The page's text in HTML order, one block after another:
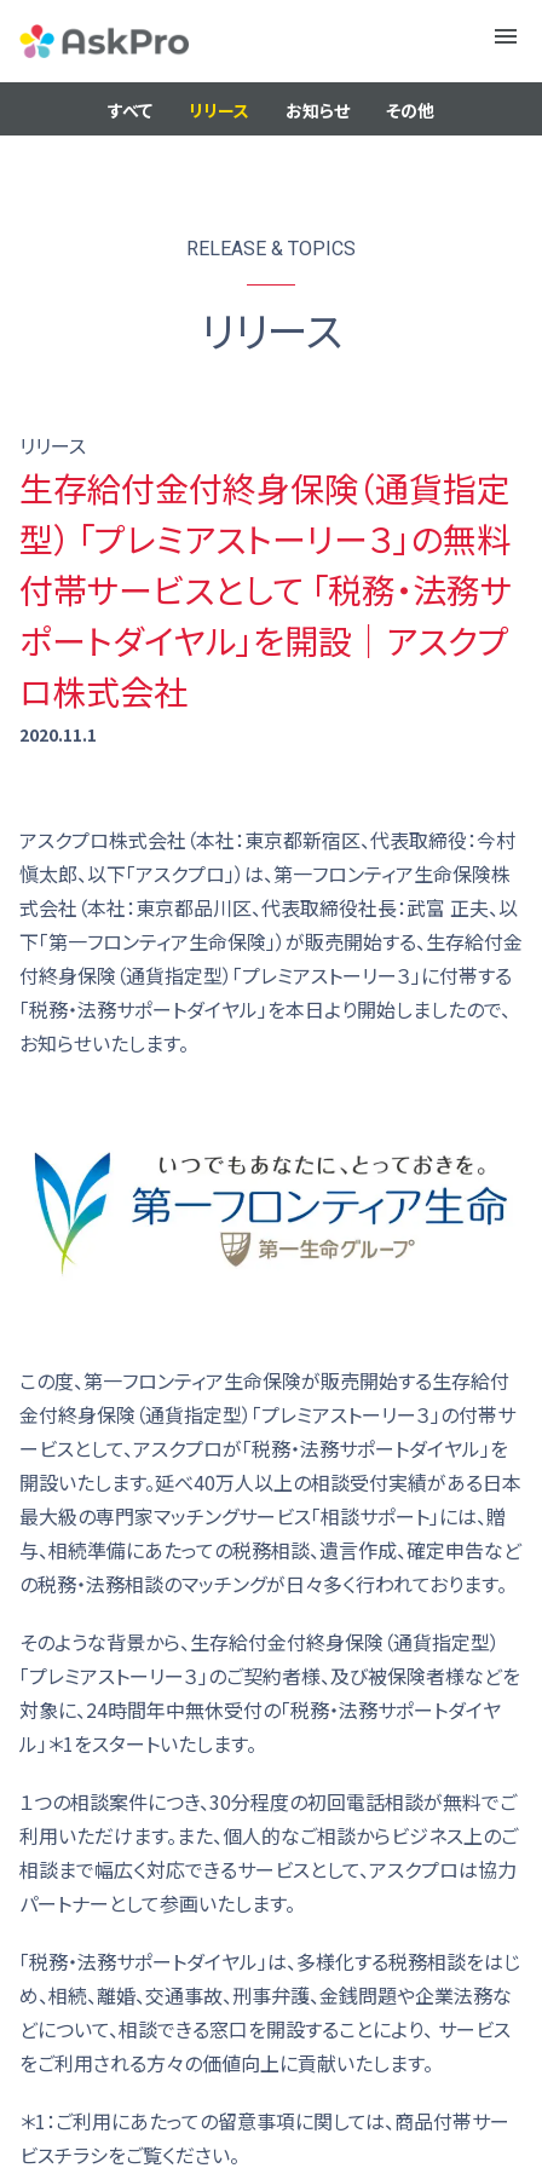
メニュ
すべて リリース お知らせ その他
RELEASE & TOPICS
リリース
リリース
生存給付金付終身保険（通貨指定
型） 「プレミアストーリー３」の無料
付帯サービスとして 「税務・法務サ
ポートダイヤル」を開設｜アスクプ
ロ株式会社
2020.11.1
アスクプロ株式会社（本社：東京都新宿区、代表取締役：今村
愼太郎、以下「アスクプロ」）は、第一フロンティア生命保険株
式会社（本社：東京都品川区、代表取締役社長：武富 正夫、以
下「第一フロンティア生命保険」）が販売開始する、生存給付金
付終身保険（通貨指定型）「プレミアストーリー３」に付帯する
「税務・法務サポートダイヤル」を本日より開始しましたので、
お知らせいたします。
この度、第一フロンティア生命保険が販売開始する生存給付
金付終身保険（通貨指定型）「プレミアストーリー３」の付帯サ
ービスとして、アスクプロが「税務・法務サポートダイヤル」を
開設いたします。延べ40万人以上の相談受付実績がある日本
最大級の専門家マッチングサービス「相談サポート」には、贈
与、相続準備にあたっての税務相談、遺言作成、確定申告など
の税務・法務相談のマッチングが日々多く行われております。
そのような背景から、生存給付金付終身保険（通貨指定型）
「プレミアストーリー３」のご契約者様、及び被保険者様などを
対象に、24時間年中無休受付の「税務・法務サポートダイヤ
ル」＊1をスタートいたします。
１つの相談案件につき、30分程度の初回電話相談が無料でご
利用いただけます。また、個人的なご相談からビジネス上のご
相談まで幅広く対応できるサービスとして、アスクプロは協力
パートナーとして参画いたします。
「税務・法務サポートダイヤル」は、多様化する税務相談をはじ
め、相続、離婚、交通事故、刑事弁護、金銭問題や企業法務な
どについて、相談できる窓口を開設することにより、 サービス
をご利用される方々の価値向上に貢献いたします。
＊1：ご利用にあたっての留意事項に関しては、商品付帯サー
ビスチラシをご覧ください。